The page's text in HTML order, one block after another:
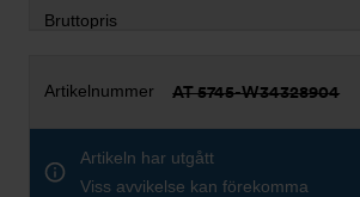
AT 5745-W34328904
Artikeln har utgått
Viss avvikelse kan förekomma